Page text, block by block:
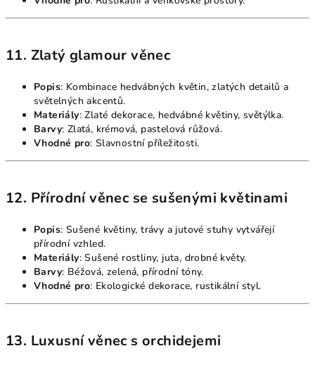
11. Zlatý glamour věnec
Popis: Kombinace hedvábných květin, zlatých detailů a
světelných akcentů.
Materiály: Zlaté dekorace, hedvábné květiny, světýlka.
Barvy: Zlatá, krémová, pastelová růžová.
Vhodné pro: Slavnostní příležitosti.
12. Přírodní věnec se sušenými květinami
Popis: Sušené květiny, trávy a jutové stuhy vytvářejí
přírodní vzhled.
Materiály: Sušené rostliny, juta, drobné květy.
Barvy: Béžová, zelená, přírodní tóny.
Vhodné pro: Ekologické dekorace, rustikální styl.
13. Luxusní věnec s orchidejemi